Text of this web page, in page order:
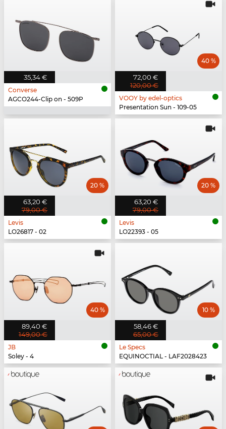
35,34 €
Converse
AGCO244-Clip on - 509P
72,00 €
120,00 €
40 %
VOOY by edel-optics
Presentation Sun - 109-05
63,20 €
79,00 €
20 %
Levis
LO26817 - 02
63,20 €
79,00 €
20 %
Levis
LO22393 - 05
89,40 €
149,00 €
40 %
JB
Soley - 4
58,46 €
65,00 €
10 %
Le Specs
EQUINOCTIAL - LAF2028423